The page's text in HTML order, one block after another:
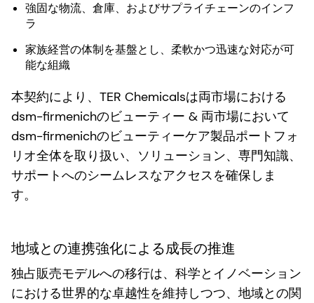
強固な物流、倉庫、およびサプライチェーンのインフ
ラ
家族経営の体制を基盤とし、柔軟かつ迅速な対応が可
能な組織
本契約により、TER Chemicalsは両市場における
dsm-firmenichのビューティー & 両市場において
dsm-firmenichのビューティーケア製品ポートフォ
リオ全体を取り扱い、ソリューション、専門知識、
サポートへのシームレスなアクセスを確保しま
す。
地域との連携強化による成長の推進
独占販売モデルへの移行は、科学とイノベーション
における世界的な卓越性を維持しつつ、地域との関